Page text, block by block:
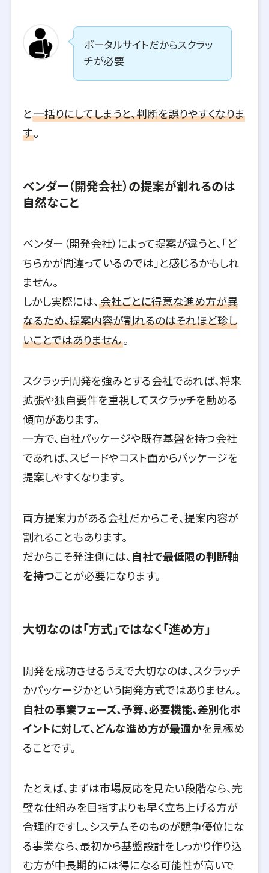
ポータルサイトだからスクラッ
チが必要
と一括りにしてしまうと、判断を誤りやすくなりま
す。
ベンダー（開発会社）の提案が割れるのは
自然なこと
ベンダー（開発会社）によって提案が違うと、「ど
ちらかが間違っているのでは」と感じるかもしれ
ません。
しかし実際には、 会社ごとに得意な進め方が異
なるため、提案内容が割れるのはそれほど珍し
いことではありません。
スクラッチ開発を強みとする会社であれば、将来
拡張や独自要件を重視してスクラッチを勧める
傾向があります。
一方で、自社パッケージや既存基盤を持つ会社
であれば、スピードやコスト面からパッケージを
提案しやすくなります。
両方提案力がある会社だからこそ、提案内容が
割れることもあります。
だからこそ発注側には、 自社で最低限の判断軸
を持つことが必要になります。
大切なのは「方式」ではなく「進め方」
開発を成功させるうえで大切なのは、スクラッチ
かパッケージかという開発方式ではありません。
自社の事業フェーズ、予算、必要機能、差別化ポ
イントに対して、どんな進め方が最適かを見極め
ることです。
たとえば、まずは市場反応を見たい段階なら、完
璧な仕組みを目指すよりも早く立ち上げる方が
合理的ですし、システムそのものが競争優位にな
る事業なら、最初から基盤設計をしっかり作り込
む方が中長期的には得になる可能性が高いで